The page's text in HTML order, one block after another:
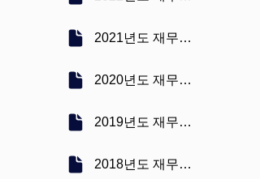
2021년도 재무제표
2020년도 재무제표
2019년도 재무제표
2018년도 재무제표